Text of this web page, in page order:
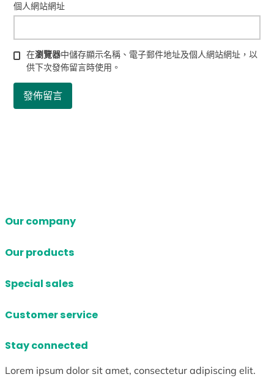
個人網站網址
在瀏覽器中儲存顯示名稱、電子郵件地址及個人網站網址，以
供下次發佈留言時使用。
Our company
Our products
Special sales
Customer service
Stay connected
Lorem ipsum dolor sit amet, consectetur adipiscing elit.